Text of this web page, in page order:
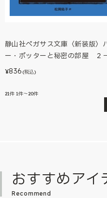
静山社ペガサス文庫〈新装版〉
ー・ポッターと秘密の部屋 ２
¥836 (税込)
21件 1件～20件
おすすめアイ
Recommend